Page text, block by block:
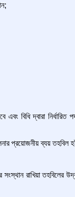
বিধি দ্বারা নির্ধারিত
প্রয়োজনীয় ব্যয় তহবিল
রাখিয়া তহবিলের